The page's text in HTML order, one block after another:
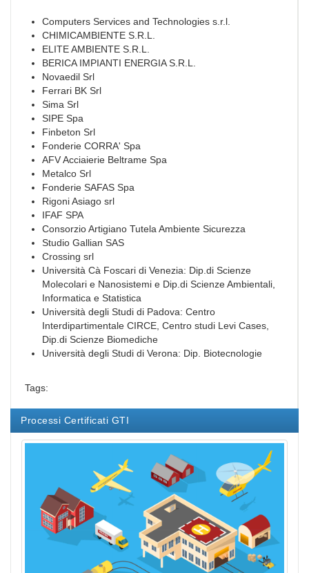
Computers Services and Technologies s.r.l.
CHIMICAMBIENTE S.R.L.
ELITE AMBIENTE S.R.L.
BERICA IMPIANTI ENERGIA S.R.L.
Novaedil Srl
Ferrari BK Srl
Sima Srl
SIPE Spa
Finbeton Srl
Fonderie CORRA' Spa
AFV Acciaierie Beltrame Spa
Metalco Srl
Fonderie SAFAS Spa
Rigoni Asiago srl
IFAF SPA
Consorzio Artigiano Tutela Ambiente Sicurezza
Studio Gallian SAS
Crossing srl
Università Cà Foscari di Venezia: Dip.di Scienze
Molecolari e Nanosistemi e Dip.di Scienze Ambientali,
Informatica e Statistica
Università degli Studi di Padova: Centro
Interdipartimentale CIRCE, Centro studi Levi Cases,
Dip.di Scienze Biomediche
Università degli Studi di Verona: Dip. Biotecnologie
Tags:
Processi Certificati GTI